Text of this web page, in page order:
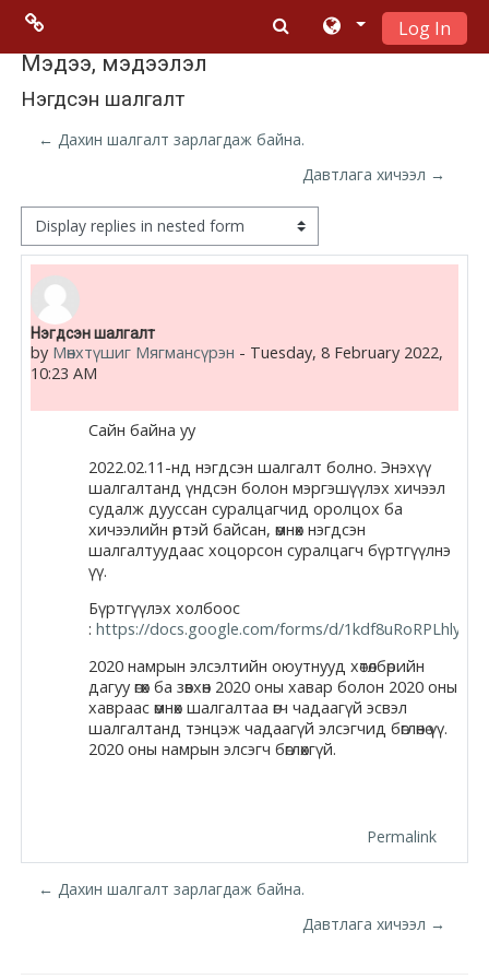
Menu 2
Moodle
Moodle
free support
Moodle
development
Moodle
Docs
Moodle.com
жишээ 2
Moodle
community
Moodle
development
Log In
Мэдээ, мэдээлэл
Нэгдсэн шалгалт
← Дахин шалгалт зарлагдаж байна.
Давтлага хичээл →
Display mode
Нэгдсэн шалгалт
by Мөнхтүшиг Мягмансүрэн - Tuesday, 8 February 2022,
10:23 AM
Number of replies: 0
Сайн байна уу
2022.02.11-нд нэгдсэн шалгалт болно. Энэхүү
шалгалтанд үндсэн болон мэргэшүүлэх хичээл
судалж дууссан суралцагчид оролцох ба
хичээлийн өртэй байсан, өмнөх нэгдсэн
шалгалтуудаас хоцорсон суралцагч бүртгүүлнэ
үү.
Бүртгүүлэх холбоос
: https://docs.google.com/forms/d/
2020 намрын элсэлтийн оюутнууд хөтөлбөрийн
дагуу өгөх ба зөвхөн 2020 оны хавар болон 2020 оны
хавраас өмнөх шалгалтаа өгч чадаагүй эсвэл
шалгалтанд тэнцэж чадаагүй элсэгчид бөглөнө үү.
2020 оны намрын элсэгч бөглөхгүй.
Permalink
← Дахин шалгалт зарлагдаж байна.
Давтлага хичээл →